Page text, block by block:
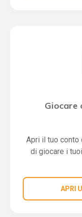
Giocare
Apri il tuo
di giocare i
APRI